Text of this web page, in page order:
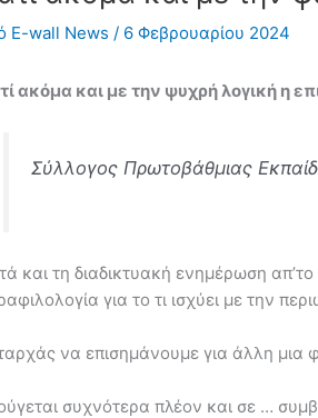
E-wall News / 6 Φεβρουαρίου 2024
ακόμα και με την ψυχρή λογική η
Σύλλογος Πρωτοβάθμιας
και τη διαδικτυακή ενημέρωση
για το τι ισχύει με την
να επισημάνουμε για άλλη μια
συχνότερα πλέον και σε …